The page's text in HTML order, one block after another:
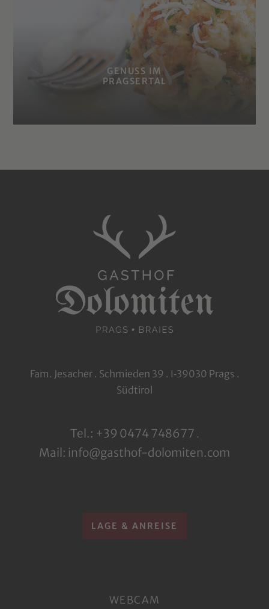
GENUSS IM
PRAGSERTAL
Fam. Jesacher . Schmieden 39 . I‑39030 Prags .
Südtirol
Tel.: +39 0474 748677 .
Mail: info@gasthof-dolomiten.com
LAGE & ANREISE
WEBCAM